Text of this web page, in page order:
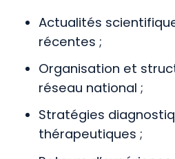
Actualités
récentes ;
Organisation et
réseau national ;
Stratégies
thérapeutiques ;